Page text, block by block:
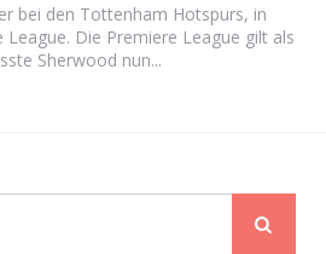
bei den Tottenham Hotspurs, in
League. Die Premiere League gilt als
Sherwood nun...